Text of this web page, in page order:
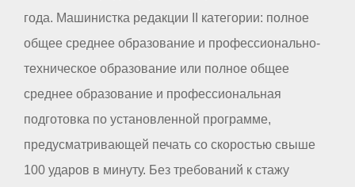
года. Машинистка редакции II категории: полное
общее среднее образование и профессионально-
техническое образование или полное общее
среднее образование и профессиональная
подготовка по установленной программе,
предусматривающей печать со скоростью свыше
100 ударов в минуту. Без требований к стажу